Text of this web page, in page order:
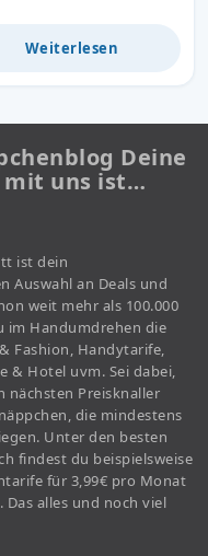
Weiterlesen
Deine
mit uns ist…
ist dein
Auswahl an Deals und
weit mehr als 100.000
im Handumdrehen die
Fashion, Handytarife,
& Hotel uvm. Sei dabei,
nächsten Preisknaller
die mindestens
Unter den besten
findest du beispielsweise
für 3,99€ pro Monat
alles und noch viel